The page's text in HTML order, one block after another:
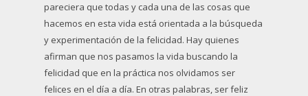
pareciera que todas y cada una de las cosas que
hacemos en esta vida está orientada a la búsqueda
y experimentación de la felicidad. Hay quienes
afirman que nos pasamos la vida buscando la
felicidad que en la práctica nos olvidamos ser
felices en el día a día. En otras palabras, ser feliz